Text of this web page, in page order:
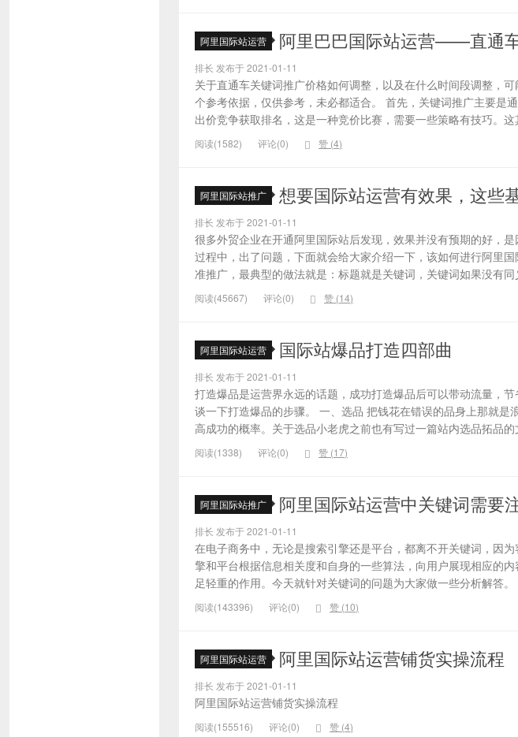
阿里国际站运营 阿里巴巴国际站运营——直通
排长 发布于 2021-01-11
关于直通车关键词推广价格如何调整，以及在什么时间段调整，
个参考依据，仅供参考，未必都适合。 首先，关键词推广主要是
出价竞争获取排名，这是一种竞价比赛，需要一些策略有技巧。
阅读(1582) 评论(0) 赞 (4)
阿里国际站推广 想要国际站运营有效果，这些
排长 发布于 2021-01-11
很多外贸企业在开通阿里国际站后发现，效果并没有预期的好，
过程中，出了问题，下面就会给大家介绍一下，该如何进行阿里
准推广，最典型的做法就是：标题就是关键词，关键词如果没有
阅读(45667) 评论(0) 赞 (14)
阿里国际站运营 国际站爆品打造四部曲
排长 发布于 2021-01-11
打造爆品是运营界永远的话题，成功打造爆品后可以带动流量，
谈一下打造爆品的步骤。 一、选品 把钱花在错误的品身上那就
高成功的概率。关于选品小老虎之前也有写过一篇站内选品拓品
阅读(1338) 评论(0) 赞 (17)
阿里国际站推广 阿里国际站运营中关键词需要
排长 发布于 2021-01-11
在电子商务中，无论是搜索引擎还是平台，都离不开关键词，因
擎和平台根据信息相关度和自身的一些算法，向用户展现相应的
足轻重的作用。今天就针对关键词的问题为大家做一些分析解答
阅读(143396) 评论(0) 赞 (10)
阿里国际站运营 阿里国际站运营铺货实操流程
排长 发布于 2021-01-11
阿里国际站运营铺货实操流程
阅读(155516) 评论(0) 赞 (4)